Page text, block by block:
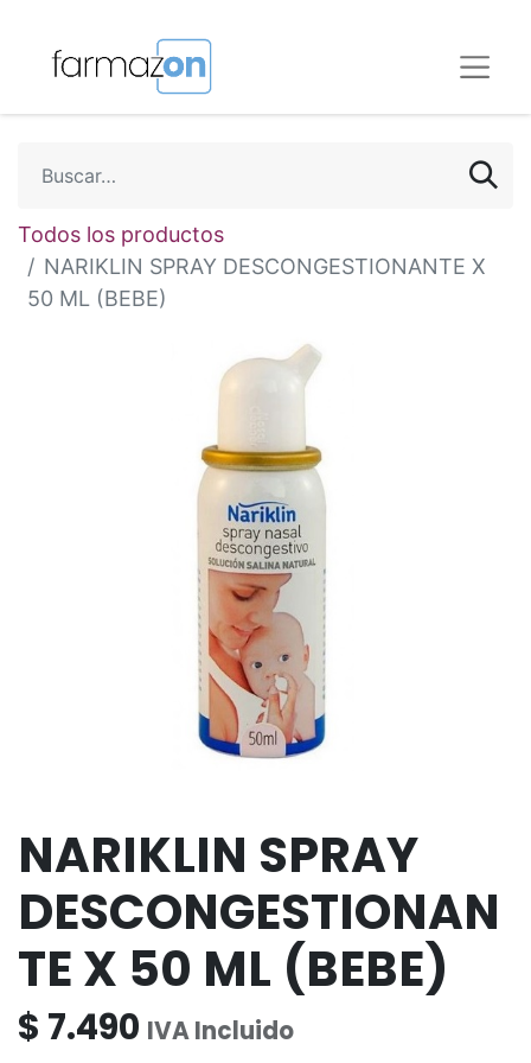
Todos los productos
NARIKLIN SPRAY DESCONGESTIONANTE X
50 ML (BEBE)
NARIKLIN SPRAY
DESCONGESTIONAN
TE X 50 ML (BEBE)
$ 7.490 IVA Incluido